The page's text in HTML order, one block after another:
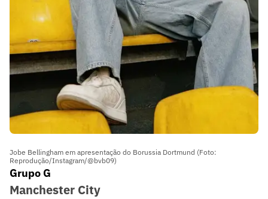
Jobe Bellingham em apresentação do Borussia Dortmund (Foto:
Reprodução/Instagram/@bvb09)
Grupo G
Manchester City